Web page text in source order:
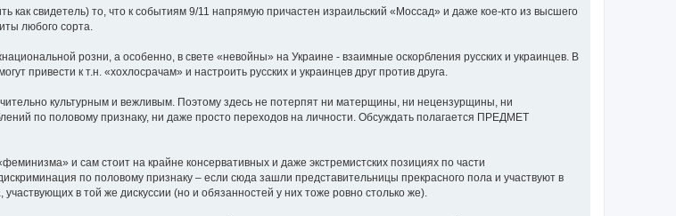
как свидетель) то, что к событиям 9/11 напрямую причастен израильский «Моссад» и даже кое-кто из высшего
любого сорта.
розни, а особенно, в свете «невойны» на Украине - взаимные оскорбления русских и украинцев. В
привести к т.н. «хохлосрачам» и настроить русских и украинцев друг против друга.
культурным и вежливым. Поэтому здесь не потерпят ни матерщины, ни нецензурщины, ни
по половому признаку, ни даже просто переходов на личности. Обсуждать полагается ПРЕДМЕТ
и сам стоит на крайне консервативных и даже экстремистских позициях по части
по половому признаку – если сюда зашли представительницы прекрасного пола и участвуют в
в той же дискуссии (но и обязанностей у них тоже ровно столько же).